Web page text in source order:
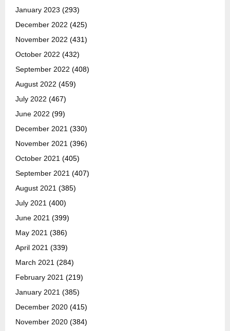
January 2023 (293)
December 2022 (425)
November 2022 (431)
October 2022 (432)
September 2022 (408)
August 2022 (459)
July 2022 (467)
June 2022 (99)
December 2021 (330)
November 2021 (396)
October 2021 (405)
September 2021 (407)
August 2021 (385)
July 2021 (400)
June 2021 (399)
May 2021 (386)
April 2021 (339)
March 2021 (284)
February 2021 (219)
January 2021 (385)
December 2020 (415)
November 2020 (384)